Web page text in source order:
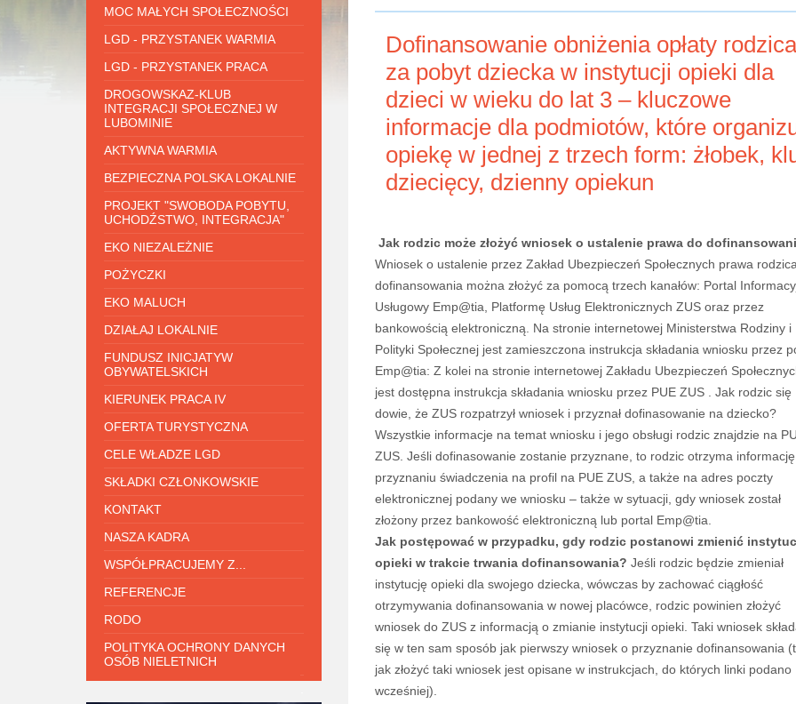
Dofinansowanie obniżenia opłaty
za pobyt dziecka w instytucji opieki dla
dzieci w wieku do lat 3 – kluczowe
informacje dla podmiotów, które
opiekę w jednej z trzech form: żłobek,
dziecięcy, dzienny opiekun
Jak rodzic może złożyć wniosek o ustalenie prawa do
Wniosek o ustalenie przez Zakład Ubezpieczeń Społecznych prawa
dofinansowania można złożyć za pomocą trzech kanałów: Portal
Usługowy Emp@tia, Platformę Usług Elektronicznych ZUS oraz przez
bankowością elektroniczną. Na stronie internetowej Ministerstwa Rodziny i
Polityki Społecznej jest zamieszczona instrukcja składania wniosku przez
Emp@tia: Z kolei na stronie internetowej Zakładu Ubezpieczeń
jest dostępna instrukcja składania wniosku przez PUE ZUS . Jak rodzic się
dowie, że ZUS rozpatrzył wniosek i przyznał dofinasowanie na dziecko?
Wszystkie informacje na temat wniosku i jego obsługi rodzic znajdzie na
ZUS. Jeśli dofinasowanie zostanie przyznane, to rodzic otrzyma
przyznaniu świadczenia na profil na PUE ZUS, a także na adres poczty
elektronicznej podany we wniosku – także w sytuacji, gdy wniosek został
złożony przez bankowość elektroniczną lub portal Emp@tia.
Jak postępować w przypadku, gdy rodzic postanowi zmienić
opieki w trakcie trwania dofinansowania? Jeśli rodzic będzie zmieniał
instytucję opieki dla swojego dziecka, wówczas by zachować ciągłość
otrzymywania dofinansowania w nowej placówce, rodzic powinien złożyć
wniosek do ZUS z informacją o zmianie instytucji opieki. Taki wniosek
się w ten sam sposób jak pierwszy wniosek o przyznanie dofinansowania
jak złożyć taki wniosek jest opisane w instrukcjach, do których linki podano
wcześniej).
MOC MAŁYCH SPOŁECZNOŚCI
LGD - PRZYSTANEK WARMIA
LGD - PRZYSTANEK PRACA
DROGOWSKAZ-KLUB
INTEGRACJI SPOŁECZNEJ W
LUBOMINIE
AKTYWNA WARMIA
BEZPIECZNA POLSKA LOKALNIE
PROJEKT "SWOBODA POBYTU,
UCHODŹSTWO, INTEGRACJA"
EKO NIEZALEŻNIE
POŻYCZKI
EKO MALUCH
DZIAŁAJ LOKALNIE
FUNDUSZ INICJATYW
OBYWATELSKICH
KIERUNEK PRACA IV
OFERTA TURYSTYCZNA
CELE WŁADZE LGD
SKŁADKI CZŁONKOWSKIE
KONTAKT
NASZA KADRA
WSPÓŁPRACUJEMY Z...
REFERENCJE
RODO
POLITYKA OCHRONY DANYCH
OSÓB NIELETNICH